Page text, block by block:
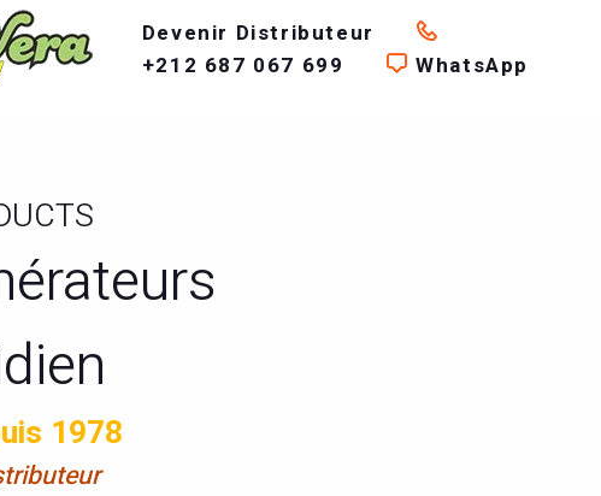
Devenir Distributeur
+212 687 067 699
WhatsApp
1978